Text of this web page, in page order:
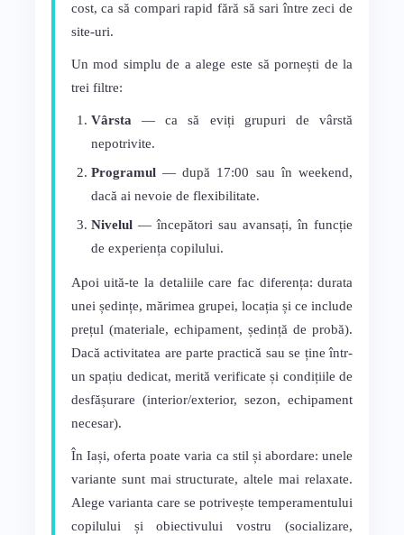
cost, ca să compari rapid fără să sari între zeci de
site-uri.
Un mod simplu de a alege este să pornești de la
trei filtre:
Vârsta— ca să eviți grupuri de vârstă
nepotrivite.
Programul— după 17:00 sau în weekend,
dacă ai nevoie de flexibilitate.
Nivelul— începători sau avansați, în funcție
de experiența copilului.
Apoi uită-te la detaliile care fac diferența: durata
unei ședințe, mărimea grupei, locația și ce include
prețul (materiale, echipament, ședință de probă).
Dacă activitatea are parte practică sau se ține într-
un spațiu dedicat, merită verificate și condițiile de
desfășurare (interior/exterior, sezon, echipament
necesar).
În Iași, oferta poate varia ca stil și abordare: unele
variante sunt mai structurate, altele mai relaxate.
Alege varianta care se potrivește temperamentului
copilului și obiectivului vostru (socializare,